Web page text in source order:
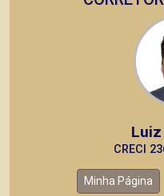
CRECI
Minha Página